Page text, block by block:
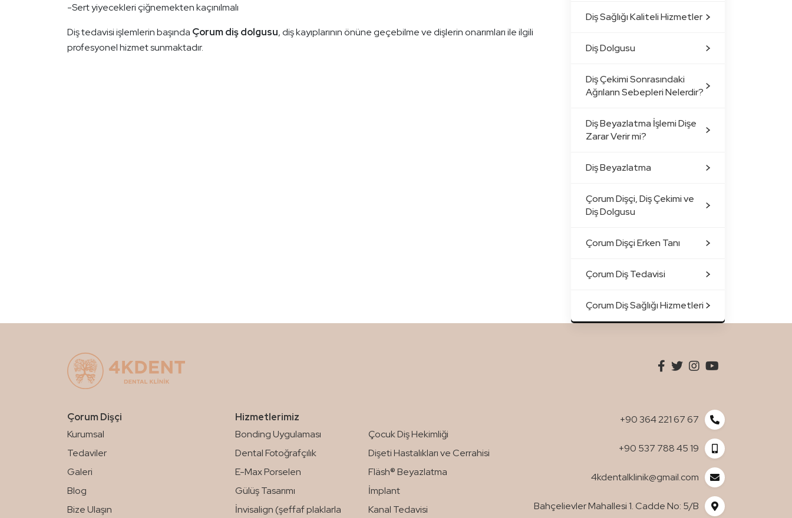
-Sert yiyecekleri çiğnemekten kaçınılmalı
Diş tedavisi işlemlerin başında Çorum diş dolgusu, diş kayıplarının önüne geçebilme ve dişlerin onarımları ile ilgili
profesyonel hizmet sunmaktadır.
Diş Sağlığı Kaliteli Hizmetler
Diş Dolgusu
Diş Çekimi Sonrasındaki
Ağrıların Sebepleri Nelerdir?
Diş Beyazlatma İşlemi Dişe
Zarar Verir mi?
Diş Beyazlatma
Çorum Dişçi, Diş Çekimi ve
Diş Dolgusu
Çorum Dişçi Erken Tanı
Çorum Diş Tedavisi
Çorum Diş Sağlığı Hizmetleri
Çorum Dişçi
Kurumsal
Tedaviler
Galeri
Blog
Bize Ulaşın
Hizmetlerimiz
Bonding Uygulaması
Çocuk Diş Hekimliği
Dental Fotoğrafçılık
Dişeti Hastalıkları ve Cerrahisi
E-Max Porselen
Fläsh® Beyazlatma
Gülüş Tasarımı
İmplant
İnvisalign (şeffaf plaklarla
Kanal Tedavisi
+90 364 221 67 67
+90 537 788 45 19
4kdentalklinik@gmail.com
Bahçelievler Mahallesi 1. Cadde No: 5/B